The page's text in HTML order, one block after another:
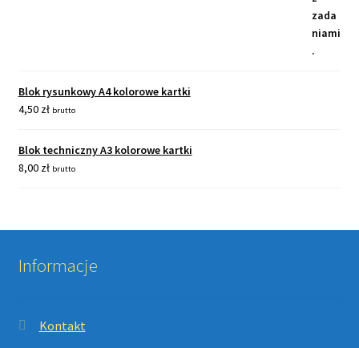
Blok rysunkowy A4 kolorowe kartki
4,50 zł brutto
Blok techniczny A3 kolorowe kartki
8,00 zł brutto
Informacje
Kontakt